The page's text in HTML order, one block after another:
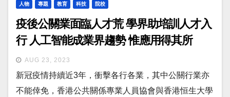
人物 專題 教育 科技 院校
疫後公關業面臨人才荒 學界助培訓人才入
行 人工智能成業界趨勢 惟應用得其所
AUG 23, 2023
新冠疫情持續近3年，衝擊各行各業，其中公關行業亦
不能倖免，香港公共關係專業人員協會與香港恒生大學